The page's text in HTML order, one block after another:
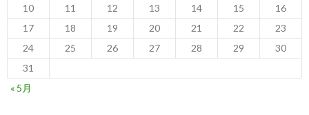
10
11 12 13 14 15
16
17
18 19 20 21 22
23
24
25 26 27 28 29
30
31
« 5月